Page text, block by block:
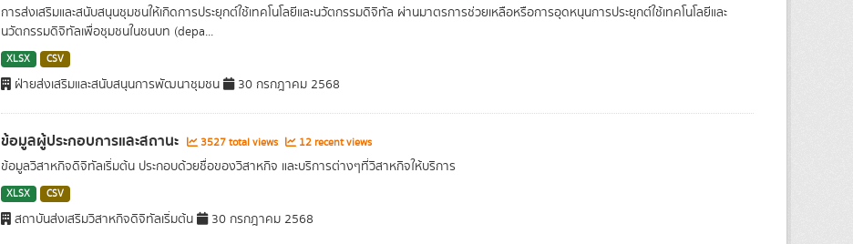
การส่งเสริมและสนับสนุนชุมชนให้เกิดการประยุกต์ใช้เทคโนโลยีและนวัตกรรมดิจิทัล ผ่านมาตรการช่วยเหลือหรือการอุดหนุนการประยุกต์ใช้เทคโนโลยีและ
นวัตกรรมดิจิทัลเพื่อชุมชนในชนบท (depa...
XLSX CSV
ฝ่ายส่งเสริมและสนับสนุนการพัฒนาชุมชน 30 กรกฎาคม 2568
ข้อมูลผู้ประกอบการและสถานะ 3527 total views 12 recent views
ข้อมูลวิสาหกิจดิจิทัลเริ่มต้น ประกอบด้วยชื่อของวิสาหกิจ และบริการต่างๆที่วิสาหกิจให้บริการ
XLSX CSV
สถาบันส่งเสริมวิสาหกิจดิจิทัลเริ่มต้น 30 กรกฎาคม 2568